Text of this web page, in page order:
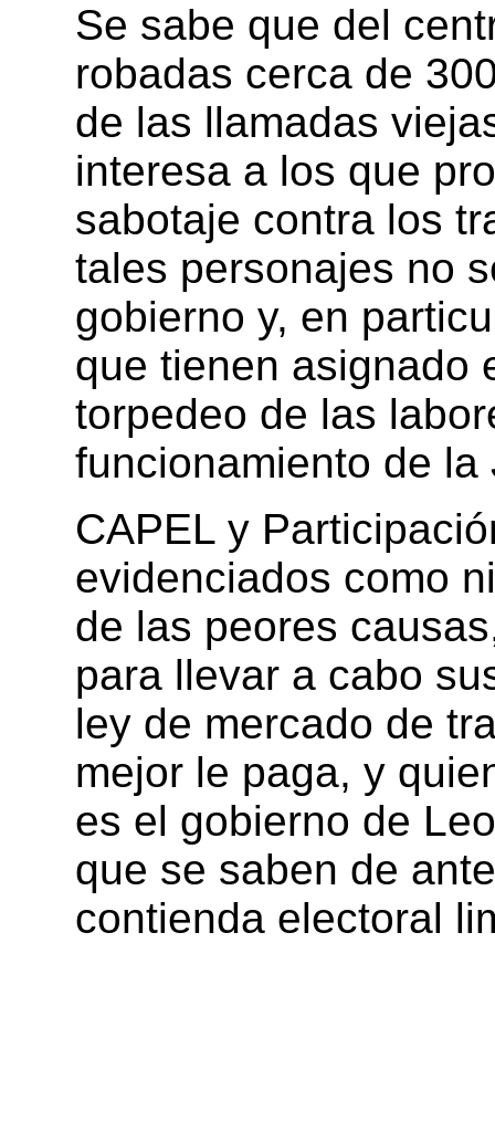
Se sabe que del
robadas cerca de
de las llamadas
interesa a los que
sabotaje contra los
tales personajes no
gobierno y, en
que tienen asignado
torpedeo de las
funcionamiento de la
CAPEL y
evidenciados como
de las peores
para llevar a cabo
ley de mercado de
mejor le paga, y
es el gobierno de
que se saben de
contienda electoral